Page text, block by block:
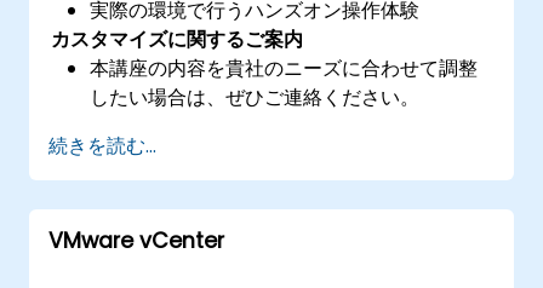
実際の環境で行うハンズオン操作体験
カスタマイズに関するご案内
本講座の内容を貴社のニーズに合わせて調整
したい場合は、ぜひご連絡ください。
続きを読む...
VMware vCenter